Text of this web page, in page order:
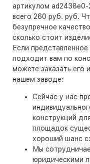
артикулом
всего 260 руб. руб.
безупречное
сколько стоит
Если
подходит вам по
можете заказать его
нашем заводе:
Сейчас у нас
конструкций
площадок
хороший шанс
Мы
юридическими